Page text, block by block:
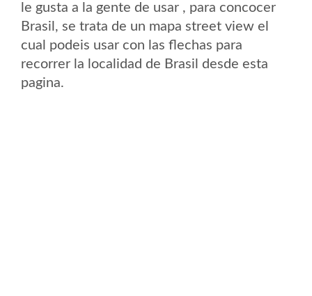
le gusta a la gente de usar , para concocer
Brasil, se trata de un mapa street view el
cual podeis usar con las flechas para
recorrer la localidad de Brasil desde esta
pagina.